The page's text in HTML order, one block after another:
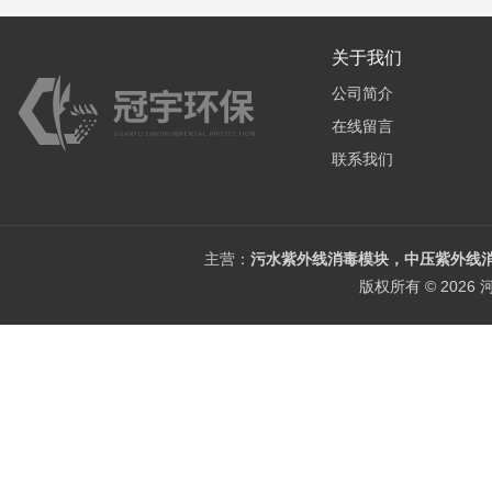
关于我们
公司简介
在线留言
联系我们
主营： 污水紫外线消毒模块，中压紫外线
版权所有 © 2026